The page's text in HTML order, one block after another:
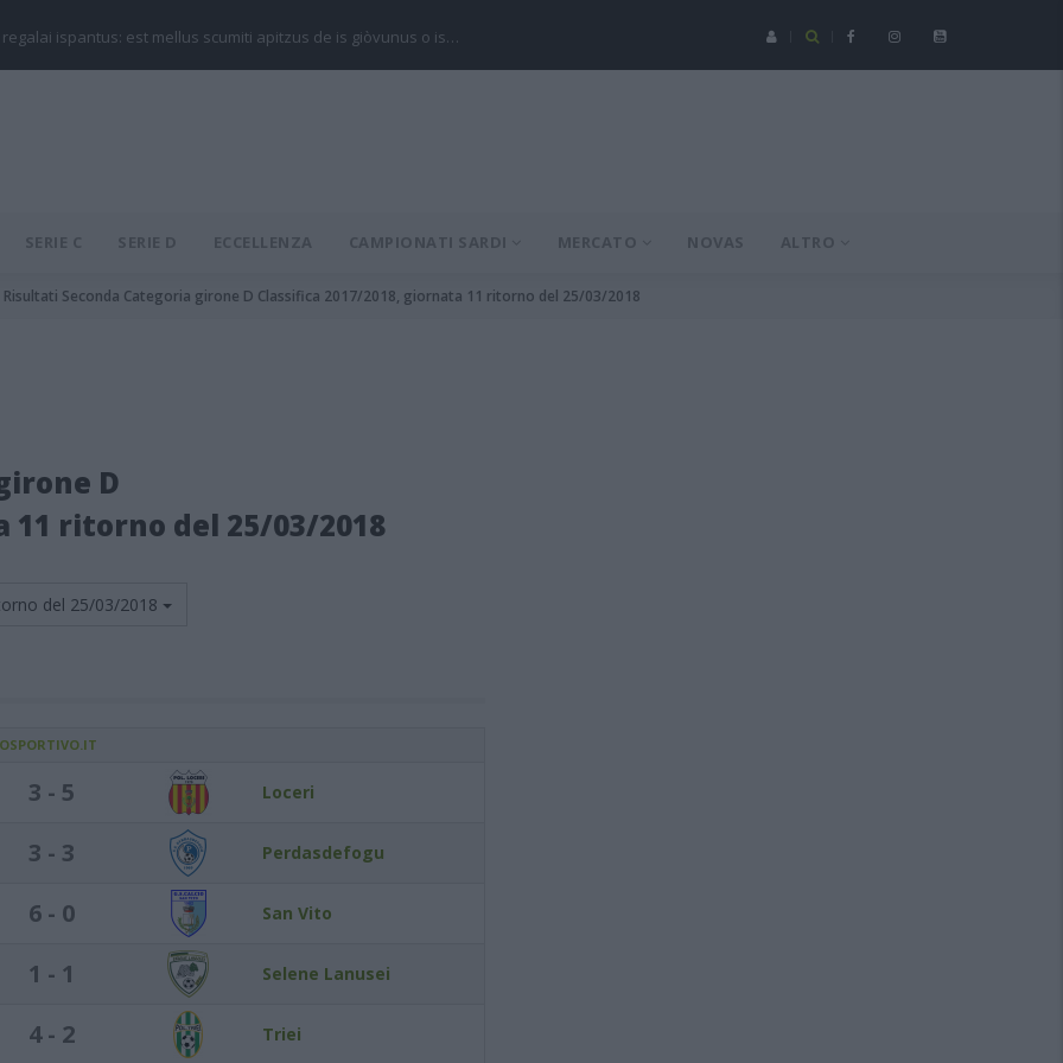
regalai ispantus: est mellus scumiti apitzus de is giòvunus o is… Serie C - Coppa Italia: Spezia-Torres posticipata a domenica 16
SERIE C SERIE D ECCELLENZA CAMPIONATI SARDI MERCATO NOVAS ALTRO
Risultati Seconda Categoria girone D Classifica 2017/2018, giornata 11 ritorno del 25/03/2018
D
11 ritorno del 25/03/2018
del 25/03/2018
3 - 5 Loceri
3 - 3 Perdasdefogu
6 - 0 San Vito
1 - 1 Selene Lanusei
4 - 2 Triei